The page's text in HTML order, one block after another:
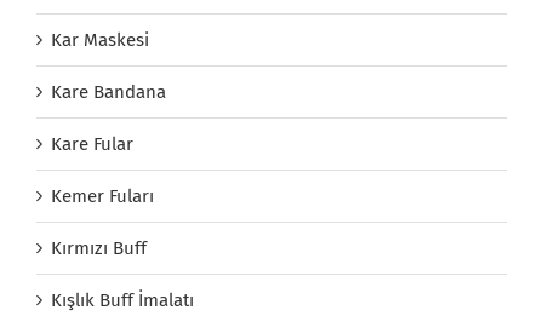
Kar Maskesi
Kare Bandana
Kare Fular
Kemer Fuları
Kırmızı Buff
Kışlık Buff İmalatı